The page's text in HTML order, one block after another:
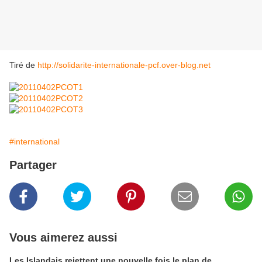
Tiré de http://solidarite-internationale-pcf.over-blog.net
#international
Partager
Vous aimerez aussi